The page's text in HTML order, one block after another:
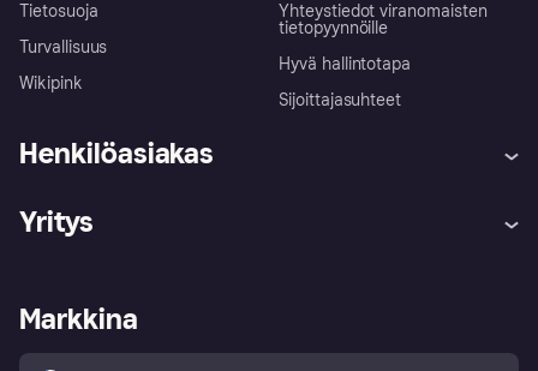
Tietosuoja
Turvallisuus
Wikipink
Yhteystiedot viranomaisten
tietopyynnöille
Hyvä hallintotapa
Sijoittajasuhteet
Henkilöasiakas
Ohje
Kirjaudu sisään
Tutustu kauppoihin
Ostajan turva
Yritys
Kirjaudu sisään yrityksenä
Markkina